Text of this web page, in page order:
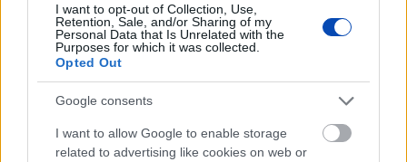
I want to opt-out of Collection, Use,
Retention, Sale, and/or Sharing of my
Personal Data that Is Unrelated with the
Purposes for which it was collected.
Opted Out
Google consents
I want to allow Google to enable storage
related to advertising like cookies on web or
vásárlói, mint a Subaru, vagy a Volvo? A minden
részletben meglévő minőség miatt. Amikor körbejártuk
a dunaszerdahelyi Thermalpark tizenkilenc hektáros(!)
területét, ugyanez volt az érzésünk. Ide biztosan
visszajárnak a vendégek.